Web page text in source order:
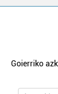
Goierriko